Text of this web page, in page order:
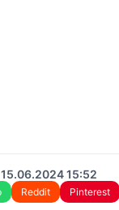
15:52
Reddit Pinterest